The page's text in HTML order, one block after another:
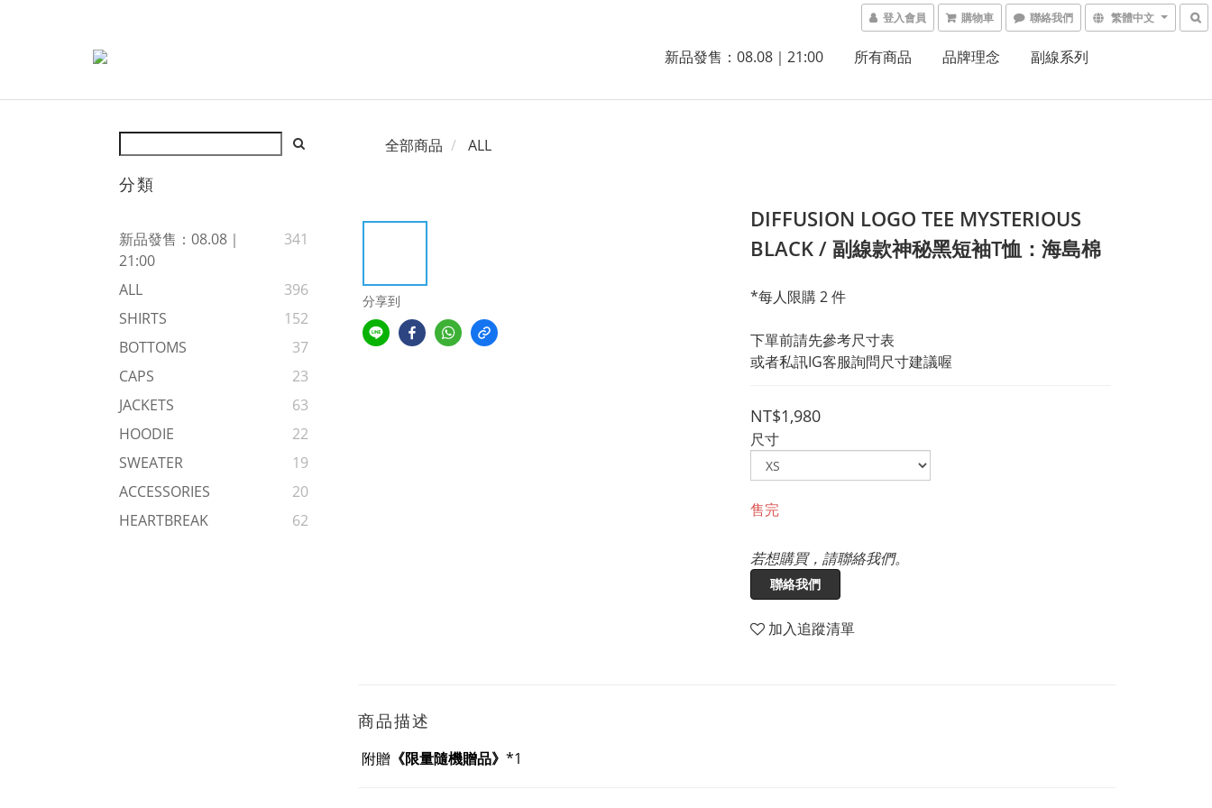
登入會員 購物車 聯絡我們 繁體中文
新品發售：08.08｜21:00 所有商品 品牌理念 副線系列
分類
新品發售：08.08｜
21:00
341
ALL
396
SHIRTS
152
BOTTOMS
37
CAPS
23
JACKETS
63
HOODIE
22
SWEATER
19
ACCESSORIES
20
HEARTBREAK
62
全部商品 ALL
分享到
DIFFUSION LOGO TEE MYSTERIOUS
BLACK / 副線款神秘黑短袖T恤：海島棉
*每人限購 2 件
下單前請先參考尺寸表
或者私訊IG客服詢問尺寸建議喔
NT$1,980
尺寸
售完
若想購買，請聯絡我們。
聯絡我們
加入追蹤清單
商品描述
附贈 《限量隨機贈品》 *1